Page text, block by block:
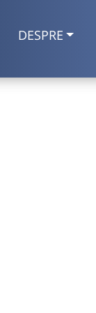
DESPRE